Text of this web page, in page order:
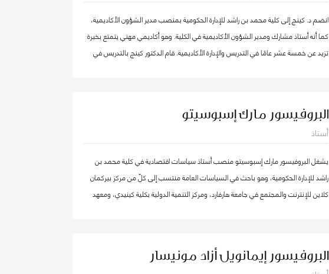
انضم د. كينج إلى كلية محمد بن راشد للإدارة الحكومية بمنصب مدير الشؤون الأكاديمية،
كما أنه أستاذ مشارك ومدير الشؤون الأكاديمية في الكلية. وهو أكاديمي مهني يتمتع بخبرة
تزيد عن خمسة عشر عامًا في التدريس والإدارة الأكاديمية. قام الدكتور كينج بالتدريس في
الأعمال، وعميدًا لجامعة في الكويت مؤخرًا.
البروفيسور مارك إسبوسيتو
أستاذ
يشغل البروفيسور مارك إسبوسيتو منصب أستاذ سياسات اقتصادية في كلية محمد بن
راشد للإدارة الحكومية، وهو باحث في السياسات العامة منتسب إلى كلّ من مركز بيركمان
كلاين للإنترنت والمجتمع في جامعة هارفارد، ومركز التنمية الدولية بكلية كينيدي، ومعهد
التفكير The Chart ThinkTank، ويشغل منصب كبير الاقتصاديين في مختبر الذكاء
البروفيسور إيمانويل أزاد مونيسار